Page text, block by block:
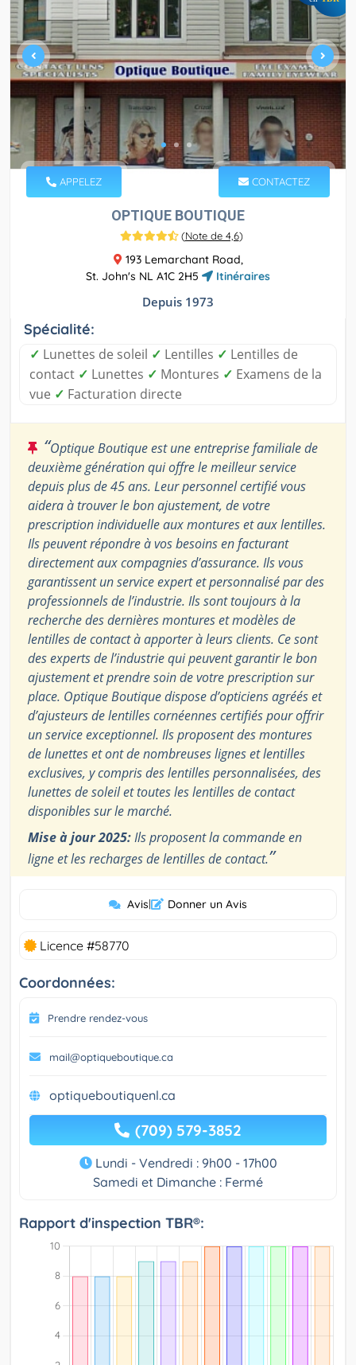
APPELEZ CONTACTEZ
OPTIQUE BOUTIQUE
(Note de 4,6)
193 Lemarchant Road,
St. John's NL A1C 2H5
Itinéraires
Depuis 1973
Spécialité:
✓ Lunettes de soleil ✓ Lentilles ✓ Lentilles de
contact ✓ Lunettes ✓ Montures ✓ Examens de la
vue ✓ Facturation directe
“Optique Boutique est une entreprise familiale de
deuxième génération qui offre le meilleur service
depuis plus de 45 ans. Leur personnel certifié vous
aidera à trouver le bon ajustement, de votre
prescription individuelle aux montures et aux lentilles.
Ils peuvent répondre à vos besoins en facturant
directement aux compagnies d’assurance. Ils vous
garantissent un service expert et personnalisé par des
professionnels de l’industrie. Ils sont toujours à la
recherche des dernières montures et modèles de
lentilles de contact à apporter à leurs clients. Ce sont
des experts de l’industrie qui peuvent garantir le bon
ajustement et prendre soin de votre prescription sur
place. Optique Boutique dispose d’opticiens agréés et
d’ajusteurs de lentilles cornéennes certifiés pour offrir
un service exceptionnel. Ils proposent des montures
de lunettes et ont de nombreuses lignes et lentilles
exclusives, y compris des lentilles personnalisées, des
lunettes de soleil et toutes les lentilles de contact
disponibles sur le marché.
Mise à jour 2025:Ils proposent la commande en
ligne et les recharges de lentilles de contact.”
Avis| Donner un Avis
Licence #58770
Coordonnées:
Prendre rendez-vous
mail@optiqueboutique.ca
optiqueboutiquenl.ca
(709) 579-3852
Lundi - Vendredi : 9h00 - 17h00
Samedi et Dimanche : Fermé
Rapport d'inspection TBR®: